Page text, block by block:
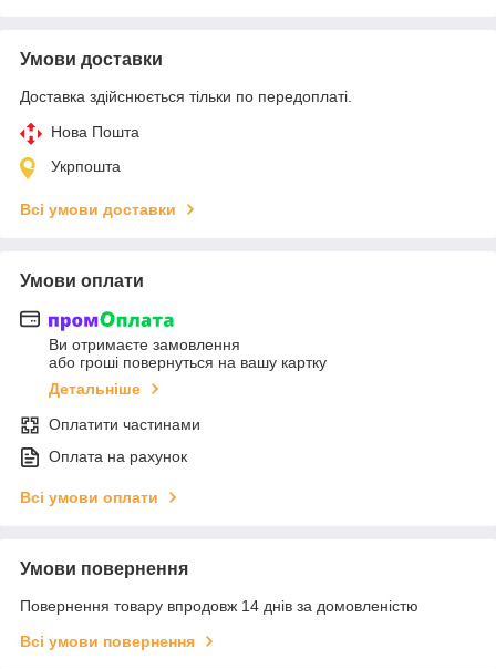
Умови доставки
Доставка здійснюється тільки по передоплаті.
Нова Пошта
Укрпошта
Всі умови доставки
Умови оплати
Ви отримаєте замовлення
або гроші повернуться на вашу картку
Детальніше
Оплатити частинами
Оплата на рахунок
Всі умови оплати
Умови повернення
Повернення товару впродовж 14 днів за домовленістю
Всі умови повернення